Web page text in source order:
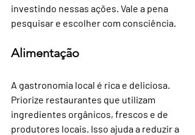
investindo nessas ações. Vale a pena
pesquisar e escolher com consciência.
Alimentação
A gastronomia local é rica e deliciosa.
Priorize restaurantes que utilizam
ingredientes orgânicos, frescos e de
produtores locais. Isso ajuda a reduzir a